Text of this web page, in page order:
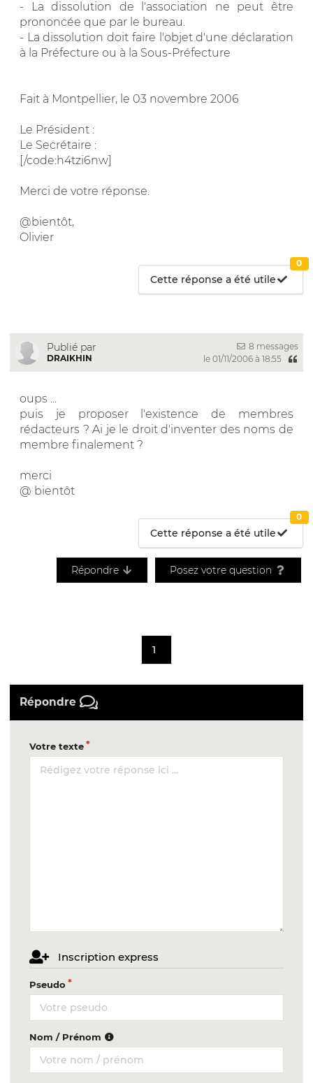
- La dissolution de l'association ne peut être
prononcée que par le bureau.
- La dissolution doit faire l'objet d'une déclaration
à la Préfecture ou à la Sous-Préfecture
Fait à Montpellier, le 03 novembre 2006
Le Président :
Le Secrétaire :
[/code:h4tzi6nw]
Merci de votre réponse.
@bientôt,
Olivier
Cette réponse a été utile
0
Publié par
DRAIKHIN
8 messages
le 01/11/2006 à 18:55
oups ...
puis je proposer l'existence de membres
rédacteurs ? Ai je le droit d'inventer des noms de
membre finalement ?
merci
@ bientôt
Cette réponse a été utile
0
Répondre Posez votre question
1
Répondre
Votre texte
Inscription express
Pseudo
Nom / Prénom